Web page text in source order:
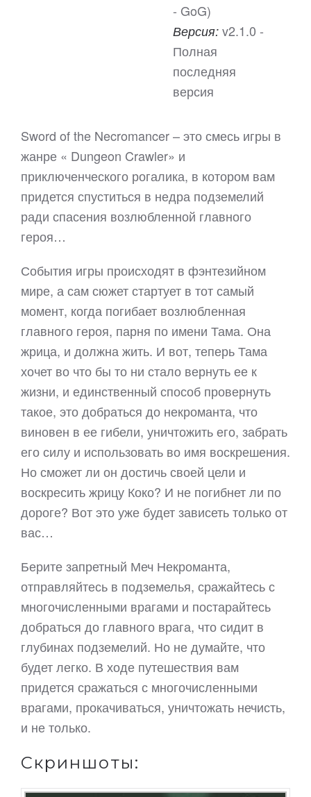
- GoG)
Версия: v2.1.0 -
Полная
последняя
версия
Sword of the Necromancer – это смесь игры в
жанре « Dungeon Crawler» и
приключенческого рогалика, в котором вам
придется спуститься в недра подземелий
ради спасения возлюбленной главного
героя…
События игры происходят в фэнтезийном
мире, а сам сюжет стартует в тот самый
момент, когда погибает возлюбленная
главного героя, парня по имени Тама. Она
жрица, и должна жить. И вот, теперь Тама
хочет во что бы то ни стало вернуть ее к
жизни, и единственный способ провернуть
такое, это добраться до некроманта, что
виновен в ее гибели, уничтожить его, забрать
его силу и использовать во имя воскрешения.
Но сможет ли он достичь своей цели и
воскресить жрицу Коко? И не погибнет ли по
дороге? Вот это уже будет зависеть только от
вас…
Берите запретный Меч Некроманта,
отправляйтесь в подземелья, сражайтесь с
многочисленными врагами и постарайтесь
добраться до главного врага, что сидит в
глубинах подземелий. Но не думайте, что
будет легко. В ходе путешествия вам
придется сражаться с многочисленными
врагами, прокачиваться, уничтожать нечисть,
и не только.
Скриншоты: